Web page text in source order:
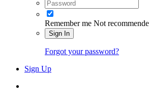
Remember me Not
Sign In
Forgot your password?
Sign Up